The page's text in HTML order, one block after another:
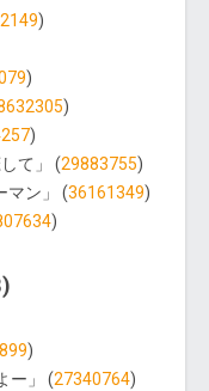
)
)
)
)
て」 (29883755)
マン」 (36161349)
)
)
ー」 (27340764)